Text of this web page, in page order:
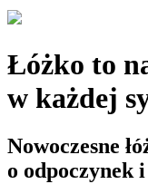
Łóżko to
w każdej
Nowoczesne
o odpoczynek